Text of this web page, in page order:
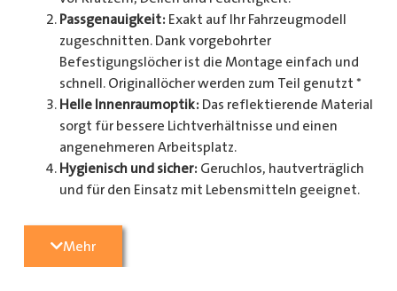
Passgenauigkeit: Exakt auf Ihr Fahrzeugmodell
zugeschnitten. Dank vorgebohrter
Befestigungslöcher ist die Montage einfach und
schnell. Originallöcher werden zum Teil genutzt *
Helle Innenraumoptik: Das reflektierende Material
sorgt für bessere Lichtverhältnisse und einen
angenehmeren Arbeitsplatz.
Hygienisch und sicher: Geruchlos, hautverträglich
und für den Einsatz mit Lebensmitteln geeignet.
Radkastenschutz, großflächigen Seitenteilen und
mehr.
Mehr